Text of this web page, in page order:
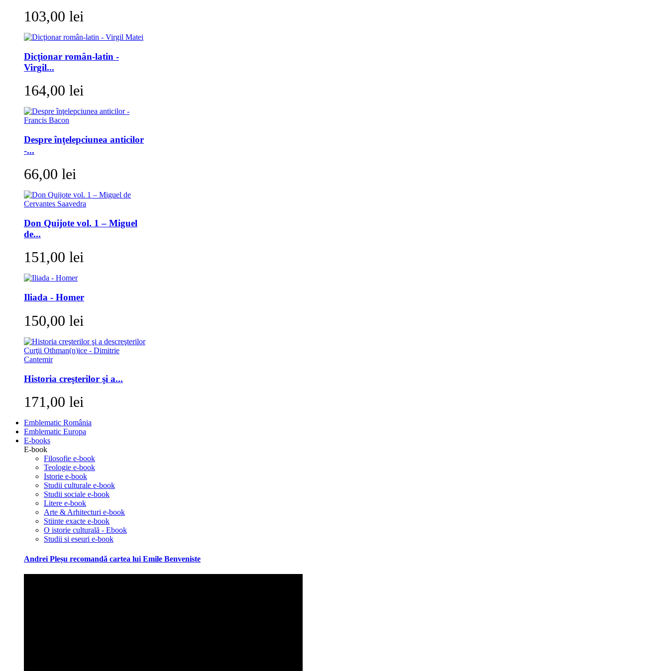
103,00 lei
Dicţionar român-latin -
Virgil...
164,00 lei
Despre înţelepciunea anticilor
-...
66,00 lei
Don Quijote vol. 1 – Miguel
de...
151,00 lei
Iliada - Homer
150,00 lei
Historia creşterilor şi a...
171,00 lei
Emblematic România
Emblematic Europa
E-books
E-book
Filosofie e-book
Teologie e-book
Istorie e-book
Studii culturale e-book
Studii sociale e-book
Litere e-book
Arte & Arhitecturi e-book
Stiinte exacte e-book
O istorie culturală - Ebook
Studii si eseuri e-book
Andrei Pleșu recomandă cartea lui Emile Benveniste